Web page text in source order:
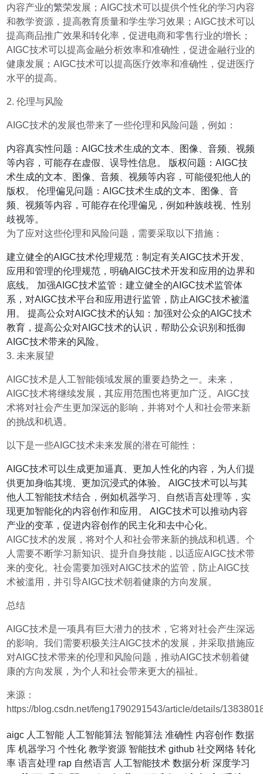
内容产业的繁荣发展；AIGC技术可以提供个性化的学习内容
和教学资源，提高教育质量和学生学习效果；AIGC技术可以
提高商品推广效果和转化率，促进电商和零售行业的增长；
AIGC技术可以提高金融分析效率和准确性，促进金融行业的
健康发展；AIGC技术可以提高医疗效率和准确性，促进医疗
水平的提高。
2. 伦理与风险
AIGC技术的发展也带来了一些伦理和风险问题，例如：
内容真实性问题：AIGC技术生成的文本、图像、音频、视频
等内容，可能存在虚假、误导性信息。 版权问题：AIGC技
术生成的文本、图像、音频、视频等内容，可能侵犯他人的
版权。 伦理偏见问题：AIGC技术生成的文本、图像、音
频、视频等内容，可能存在伦理偏见，例如种族歧视、性别
歧视等。
为了应对这些伦理和风险问题，需要采取以下措施：
建立健全的AIGC技术伦理规范：制定有关AIGC技术开发、
应用和管理的伦理规范，明确AIGC技术开发和应用的边界和
底线。 加强AIGC技术监管：建立健全的AIGC技术监管体
系，对AIGC技术平台和应用进行监管，防止AIGC技术被滥
用。 提高公众对AIGC技术的认知：加强对公众的AIGC技术
教育，提高公众对AIGC技术的认识，帮助公众识别和抵御
AIGC技术带来的风险。
3. 未来展望
AIGC技术是人工智能领域发展的重要趋势之一。未来，
AIGC技术将继续发展，其应用范围也将更加广泛。AIGC技
术将对社会产生更加深远的影响，并将对个人和社会带来新
的挑战和机遇。
以下是一些AIGC技术未来发展的潜在可能性：
AIGC技术可以生成更加逼真、更加人性化的内容，为人们提
供更加身临其境、更加沉浸式的体验。 AIGC技术可以与其
他人工智能技术结合，例如机器学习、自然语言处理等，实
现更加智能化的内容创作和应用。 AIGC技术可以推动内容
产业的变革，促进内容创作的民主化和去中心化。
AIGC技术的发展，将对个人和社会带来新的挑战和机遇。个
人需要不断学习新知识、提升自身技能，以适应AIGC技术带
来的变化。社会需要加强对AIGC技术的监管，防止AIGC技
术被滥用，并引导AIGC技术朝着健康的方向发展。
总结
AIGC技术是一项具有巨大潜力的技术，它将对社会产生深远
的影响。我们需要积极关注AIGC技术的发展，并采取措施应
对AIGC技术带来的伦理和风险问题，推动AIGC技术朝着健
康的方向发展，为个人和社会带来更大的福祉。
来源：
https://blog.csdn.net/feng1790291543/article/details/
aigc 人工智能 人工智能算法 智能算法 准确性 内容创作 数据
库 机器学习 个性化 教学资源 智能技术 github 社交网络 转化
率 语言处理 rap 自然语言 人工智能技术 数据分析 深度学习